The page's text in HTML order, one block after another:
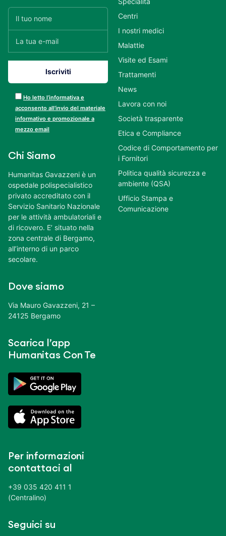
Ho letto l’informativa e
acconsento all’invio del materiale
informativo e promozionale a
mezzo email
Chi Siamo
Humanitas Gavazzeni è un
ospedale polispecialistico
privato accreditato con il
Servizio Sanitario Nazionale
per le attività ambulatoriali e
di ricovero. E’ situato nella
zona centrale di Bergamo,
all’interno di un parco
secolare.
Dove siamo
Via Mauro Gavazzeni, 21 –
24125 Bergamo
Scarica l’app
Humanitas Con Te
Per informazioni
contattaci al
+39 035 420 411 1
(Centralino)
Seguici su
Centri
I nostri medici
Malattie
Visite ed Esami
Trattamenti
News
Lavora con noi
Società trasparente
Etica e Compliance
Codice di Comportamento per
i Fornitori
Politica qualità sicurezza e
ambiente (QSA)
Ufficio Stampa e
Comunicazione